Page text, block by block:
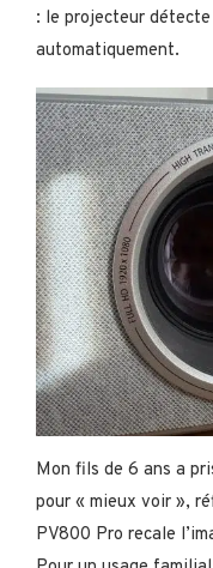
: le projecteur
automatiquement.
Mon fils de 6 ans a
pour « mieux voir »,
PV800 Pro recale